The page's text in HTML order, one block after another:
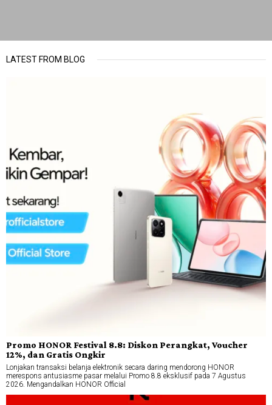
LATEST FROM BLOG
Promo HONOR Festival 8.8: Diskon Perangkat, Voucher
12%, dan Gratis Ongkir
Lonjakan transaksi belanja elektronik secara daring mendorong HONOR
merespons antusiasme pasar melalui Promo 8.8 eksklusif pada 7 Agustus
2026. Mengandalkan HONOR Official